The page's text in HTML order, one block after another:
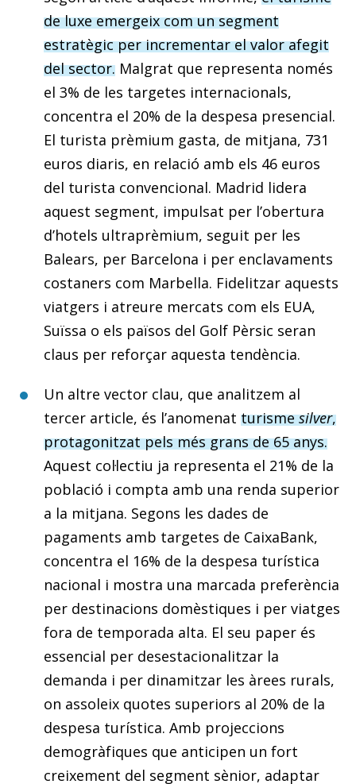
de luxe emergeix com un segment
estratègic per incrementar el valor afegit
del sector. Malgrat que representa només
el 3% de les targetes internacionals,
concentra el 20% de la despesa presencial.
El turista prèmium gasta, de mitjana, 731
euros diaris, en relació amb els 46 euros
del turista convencional. Madrid lidera
aquest segment, impulsat per l’obertura
d’hotels ultraprèmium, seguit per les
Balears, per Barcelona i per enclavaments
costaners com Marbella. Fidelitzar aquests
viatgers i atreure mercats com els EUA,
Suïssa o els països del Golf Pèrsic seran
claus per reforçar aquesta tendència.
Un altre vector clau, que analitzem al
tercer article, és l’anomenat turismesilver,
protagonitzat pels més grans de 65 anys.
Aquest col·lectiu ja representa el 21% de la
població i compta amb una renda superior
a la mitjana. Segons les dades de
pagaments amb targetes de CaixaBank,
concentra el 16% de la despesa turística
nacional i mostra una marcada preferència
per destinacions domèstiques i per viatges
fora de temporada alta. El seu paper és
essencial per desestacionalitzar la
demanda i per dinamitzar les àrees rurals,
on assoleix quotes superiors al 20% de la
despesa turística. Amb projeccions
demogràfiques que anticipen un fort
creixement del segment sènior, adaptar